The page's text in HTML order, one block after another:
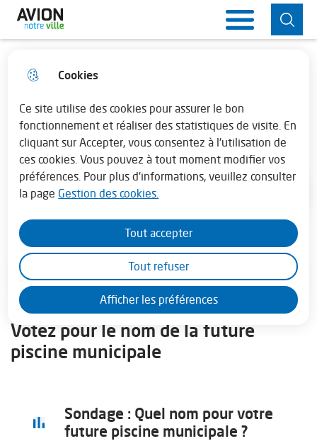
Cookies
Ce site utilise des cookies pour assurer le bon
fonctionnement et réaliser des statistiques de visite. En
cliquant sur Accepter, vous consentez à l'utilisation de
ces cookies. Vous pouvez à tout moment modifier vos
préférences. Pour plus d'informations, veuillez consulter
la page Gestion des cookies.
Afficher les préférences
Tout accepter
Tout refuser
Aller
au
menu
principal
Consulter
le plan du
site
Horaires de la mairie
Lundi : 13h30 - 17h30
Mardi au vendredi : 08h30 - 12h00 et de
13h45 - 17h30
En juillet - août la mairie est fermée le
Ville d'Avion
piscine municipale
Evénement
Accueil
Sommaire
Votez pour le nom de la future
piscine municipale
Sondage : Quel nom pour votre
future piscine municipale ?